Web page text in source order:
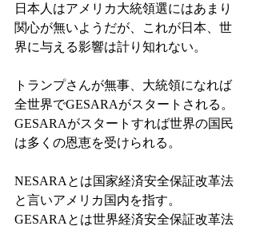
日本人はアメリカ大統領選にはあまり
関心が無いようだが、これが日本、世
界に与える影響は計り知れない。
トランプさんが無事、大統領になれば
全世界でGESARAがスタートされる。
GESARAがスタートすれば世界の国民
は多くの恩恵を受けられる。
NESARAとは国家経済安全保証改革法
と言いアメリカ国内を指す。
GESARAとは世界経済安全保証改革法